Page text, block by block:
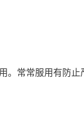
。常常服用有防止